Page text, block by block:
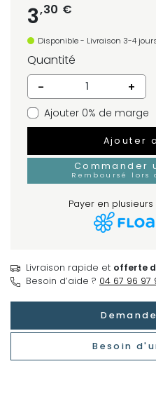
3,30 €
Disponible - Livraison 3-4
Quantité
-
+
Ajouter 0% de marge
Ajouter
Commander
Remboursé lors
Payer en
Livraison rapide et offerte
Besoin d’aide ? 04 67 96 97
Besoin